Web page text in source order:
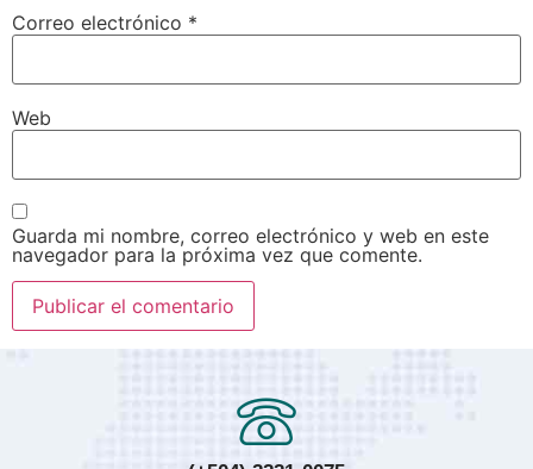
Correo electrónico *
Web
Guarda mi nombre, correo electrónico y web en este
navegador para la próxima vez que comente.